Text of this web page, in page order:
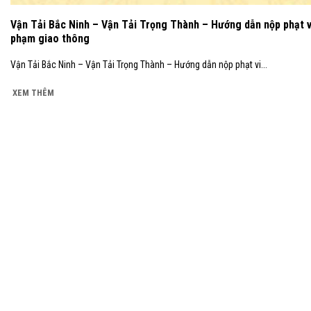
Vận Tải Bắc Ninh – Vận Tải Trọng Thành – Hướng dẫn nộp phạt
phạm giao thông
Vận Tải Bắc Ninh – Vận Tải Trọng Thành – Hướng dẫn nộp phạt vi...
XEM THÊM